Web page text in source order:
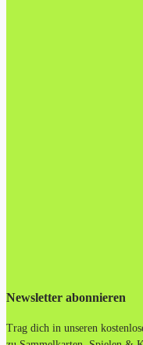
Newsletter abonnieren
Trag dich in unseren